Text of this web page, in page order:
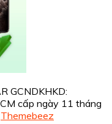
GCNDKHKD:
cấp ngày 11 tháng
Themebeez